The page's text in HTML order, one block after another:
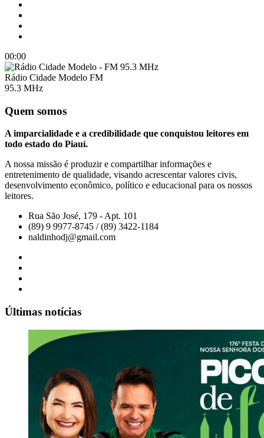
00:00
Rádio Cidade Modelo FM
95.3 MHz
Quem somos
A imparcialidade e a credibilidade que conquistou leitores em
todo estado do Piauí.
A nossa missão é produzir e compartilhar informações e
entretenimento de qualidade, visando acrescentar valores civis,
desenvolvimento econômico, político e educacional para os nossos
leitores.
Rua São José, 179 - Apt. 101
(89) 9 9977-8745 / (89) 3422-1184
naldinhodj@gmail.com
Últimas notícias